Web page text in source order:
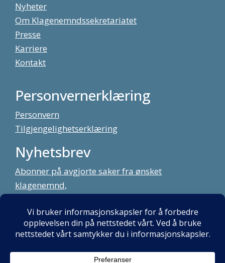
Nyheter
Om Klagenemndssekretariatet
Presse
Karriere
Kontakt
Personvernerklæring
Personvern
Tilgjengelighetserklæring
Nyhetsbrev
Abonner på avgjorte saker fra ønsket
klagenemnd,